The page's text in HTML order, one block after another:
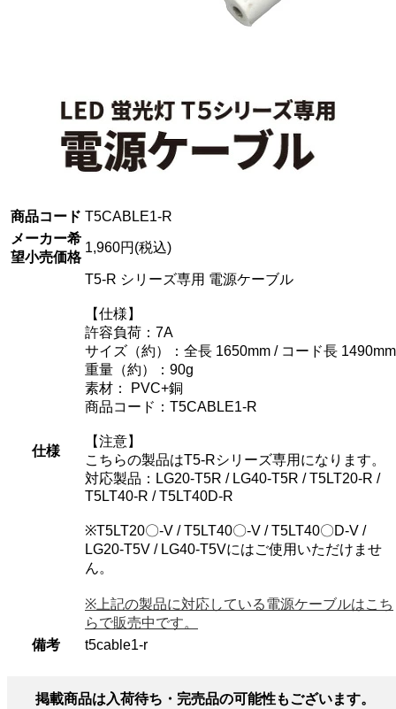
商品コード T5CABLE1-R
メーカー希
望小売価格
1,960円(税込)
仕様
T5-R シリーズ専用 電源ケーブル
【仕様】
許容負荷：7A
サイズ（約）：全長 1650mm / コード長 1490mm
重量（約）：90g
素材： PVC+銅
商品コード：T5CABLE1-R
【注意】
こちらの製品はT5-Rシリーズ専用になります。
対応製品：LG20-T5R / LG40-T5R / T5LT20-R /
T5LT40-R / T5LT40D-R
※T5LT20〇-V / T5LT40〇-V / T5LT40〇D-V /
LG20-T5V / LG40-T5Vにはご使用いただけませ
ん。
※上記の製品に対応している電源ケーブルはこち
らで販売中です。
備考
t5cable1-r
掲載商品は入荷待ち・完売品の可能性もございます。